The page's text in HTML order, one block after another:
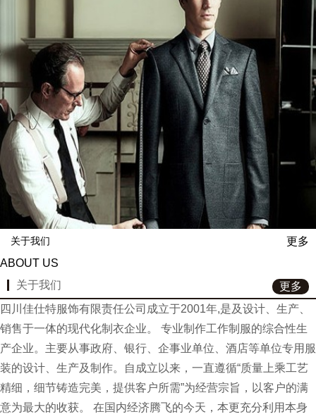
关于我们
更多
ABOUT US
关于我们
更多
四川佳仕特服饰有限责任公司成立于2001年,是及设计、生产、
销售于一体的现代化制衣企业。 专业制作工作制服的综合性生
产企业。主要从事政府、银行、企事业单位、酒店等单位专用服
装的设计、生产及制作。自成立以来，一直遵循“质量上乘工艺
精细，细节铸造完美，提供客户所需”为经营宗旨，以客户的满
意为最大的收获。 在国内经济腾飞的今天，本更充分利用本身